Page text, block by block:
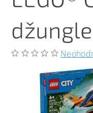
džungle